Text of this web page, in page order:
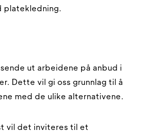
platekledning.
ut arbeidene på anbud i
Dette vil gi oss grunnlag til å
med de ulike alternativene.
vil det inviteres til et